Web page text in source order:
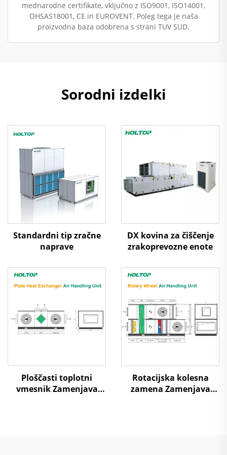
mednarodne certifikate, vključno z ISO9001, ISO14001,
OHSAS18001, CE in EUROVENT. Poleg tega je naša
proizvodna baza odobrena s strani TUV SUD.
Sorodni izdelki
Standardni tip zračne
naprave
DX kovina za čiščenje
zrakoprevozne enote
Ploščasti toplotni
vmesnik Zamenjava
Rotacijska kolesna
zamena Zamenjava